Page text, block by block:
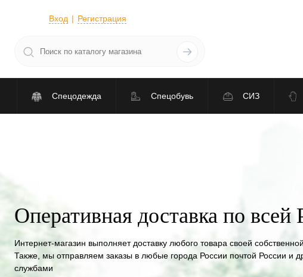
Вход Регистрация
Спецодежда Спецобувь СИЗ
Оперативная доставка по всей
Интернет-магазин выполняет доставку любого товара своей
Также, мы отправляем заказы в любые города России почтой России и
службами